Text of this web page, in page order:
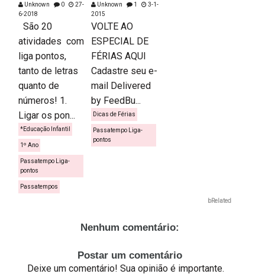
Unknown 0
27-
6-2018
São 20
atividades com
liga pontos,
tanto de letras
quanto de
números! 1.
Ligar os pon...
*Educação Infantil
1º Ano
Passatempo Liga-
pontos
Passatempos
Unknown 1
3-1-
2015
VOLTE AO
ESPECIAL DE
FÉRIAS AQUI
Cadastre seu e-
mail Delivered
by FeedBu...
Dicas de Férias
Passatempo Liga-
pontos
bRelated
Nenhum comentário:
Postar um comentário
Deixe um comentário! Sua opinião é importante.